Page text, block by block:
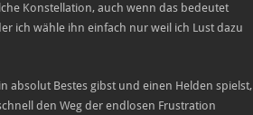
Konstellation, auch wenn das bedeutet
ich wähle ihn einfach nur weil ich Lust dazu
absolut Bestes gibst und einen Helden spielst,
den Weg der endlosen Frustration